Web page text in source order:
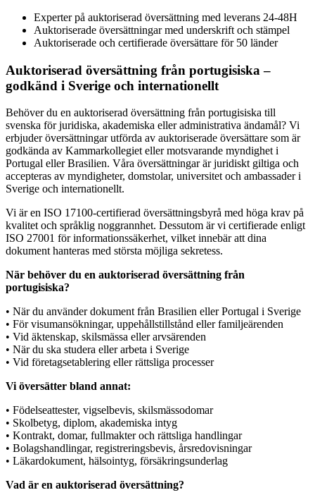
Experter på auktoriserad översättning med leverans 24-48H
Auktoriserade översättningar med underskrift och stämpel
Auktoriserade och certifierade översättare för 50 länder
Auktoriserad översättning från portugisiska –
godkänd i Sverige och internationellt
Behöver du en auktoriserad översättning från portugisiska till
svenska för juridiska, akademiska eller administrativa ändamål? Vi
erbjuder översättningar utförda av auktoriserade översättare som är
godkända av Kammarkollegiet eller motsvarande myndighet i
Portugal eller Brasilien. Våra översättningar är juridiskt giltiga och
accepteras av myndigheter, domstolar, universitet och ambassader i
Sverige och internationellt.
Vi är en ISO 17100-certifierad översättningsbyrå med höga krav på
kvalitet och språklig noggrannhet. Dessutom är vi certifierade enligt
ISO 27001 för informationssäkerhet, vilket innebär att dina
dokument hanteras med största möjliga sekretess.
När behöver du en auktoriserad översättning från
portugisiska?
• När du använder dokument från Brasilien eller Portugal i Sverige
• För visumansökningar, uppehållstillstånd eller familjeärenden
• Vid äktenskap, skilsmässa eller arvsärenden
• När du ska studera eller arbeta i Sverige
• Vid företagsetablering eller rättsliga processer
Vi översätter bland annat:
• Födelseattester, vigselbevis, skilsmässodomar
• Skolbetyg, diplom, akademiska intyg
• Kontrakt, domar, fullmakter och rättsliga handlingar
• Bolagshandlingar, registreringsbevis, årsredovisningar
• Läkardokument, hälsointyg, försäkringsunderlag
Vad är en auktoriserad översättning?